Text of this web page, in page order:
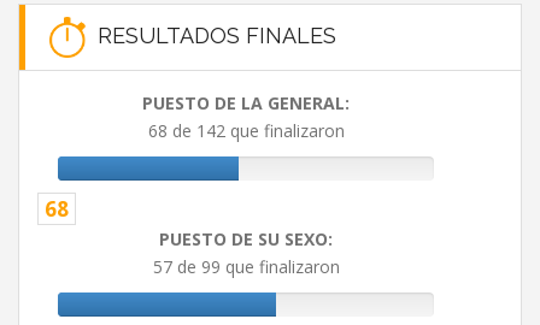
RESULTADOS FINALES
PUESTO DE LA GENERAL:
68 de 142 que finalizaron
68
PUESTO DE SU SEXO:
57 de 99 que finalizaron